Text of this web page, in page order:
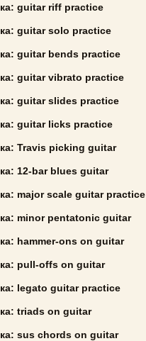
guitar riff practice
guitar solo practice
guitar bends practice
guitar vibrato practice
guitar slides practice
guitar licks practice
Travis picking guitar
12-bar blues guitar
major scale guitar practice
minor pentatonic guitar
hammer-ons on guitar
pull-offs on guitar
legato guitar practice
triads on guitar
sus chords on guitar